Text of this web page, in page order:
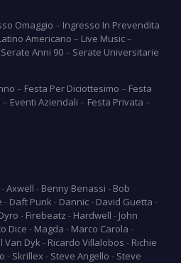
Omaggio – Ingresso In Prevendita
Americano – Live Music–
Serate Anni 90– Serate Universitarie
– Festa Per Diciottesimo – Festa
– Eventi Aziendali – Festa Privata –
-Axwell - Benny Benassi - Bob
- Daft Punk - Dannic- David Guetta -
- Firebeatz - Hardwell - John
Dice - Magda - Marco Carola -
Van Dyk - Ricardo Villalobos - Richie
- Skrillex - Steve Angello - Steve